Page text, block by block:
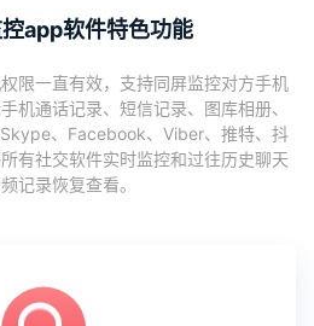
app软件特色功能
限一直有效，支持同屏监控对方手机
机通话记录、短信记录、图库相册、
、Facebook、Viber、推特、抖
有社交软件实时监控和过往历史聊天
记录恢复查看。